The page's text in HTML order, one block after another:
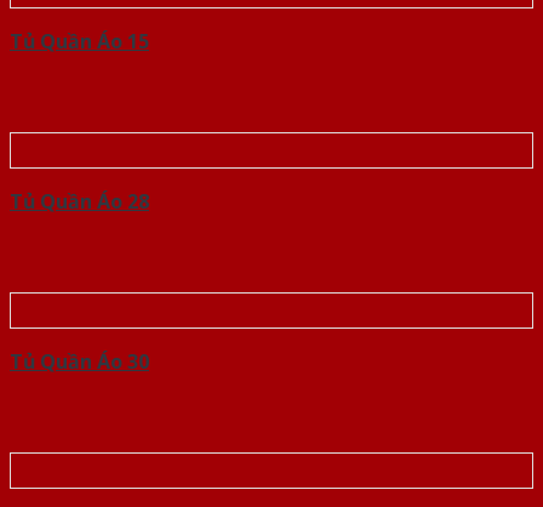
Tủ Quần Áo 15
Tủ Quần Áo 28
Tủ Quần Áo 30